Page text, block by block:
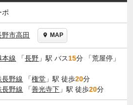
ポ
野市高田 MAP
本線 「長野 」駅 バス15分 「荒屋停」
長野線 「権堂 」駅 徒歩20分
長野線 「善光寺下 」駅 徒歩20分